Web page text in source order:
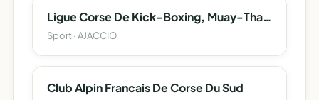
Ligue Corse De Kick-Boxing, Muay-Thaï Et Disciplines Associées
Sport · AJACCIO
Club Alpin Francais De Corse Du Sud